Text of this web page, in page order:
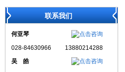
联系我们
何亚琴
028-84630966
13880214288
吴 皓